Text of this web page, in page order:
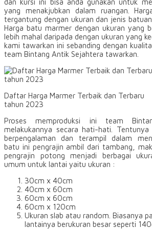
yang menakjubkan dalam ruangan.
tergantung dengan ukuran dan jenis
Harga batu marmer dengan ukuran yang
lebih mahal daripada dengan ukuran yang
kami tawarkan ini sebanding dengan
team Bintang Antik Sejahtera tawarkan.
Daftar Harga Marmer Terbaik dan Terbaru
tahun 2023
Proses memproduksi ini team
melakukannya secara hati-hati. Tentunya
berpengalaman dan terampil dalam
batu ini pengrajin ambil dari tambang,
pengrajin potong menjadi berbagai
umum untuk lantai yaitu ukuran :
30cm x 40cm
40cm x 60cm
60cm x 60cm
60cm x 120cm
Ukuran slab atau random. Biasanya
lantainya berukuran besar seperti